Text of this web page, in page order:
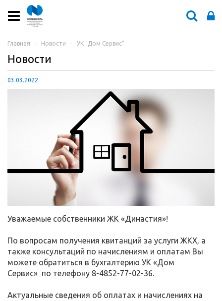
Главная ‐ Новости ‐ УК "Дом Сервис"
Новости
03.03.2022
Уважаемые собственники ЖК «Династия»!
По вопросам получения квитанций за услуги ЖКХ, а
также консультаций по начислениям и оплатам Вы
можете обратиться в бухгалтерию УК «Дом
Сервис» по телефону 8-4852-77-02-36.
Актуальные сведения об оплатах и начислениях на